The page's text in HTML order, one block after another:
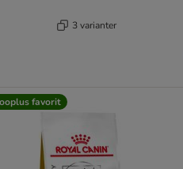
3 varianter
favorit